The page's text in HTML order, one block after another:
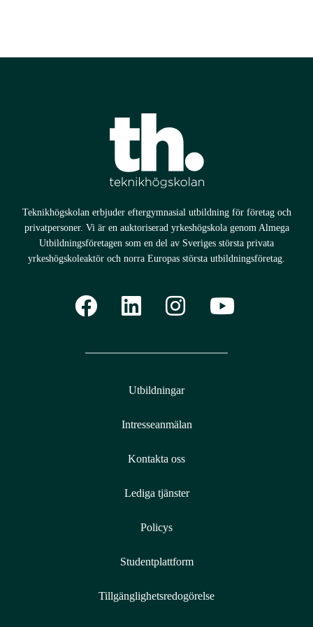
Processoperatör livsmedel
Service- och underhållstekniker biogas
Teknikhögskolan erbjuder eftergymnasial utbildning för företag och
privatpersoner. Vi är en auktoriserad yrkeshögskola genom Almega
Utbildningsföretagen som en del av Sveriges största privata
yrkeshögskoleaktör och norra Europas största utbildningsföretag.
Utbildningar
Intresseanmälan
Kontakta oss
Lediga tjänster
Policys
Studentplattform
Tillgänglighetsredogörelse